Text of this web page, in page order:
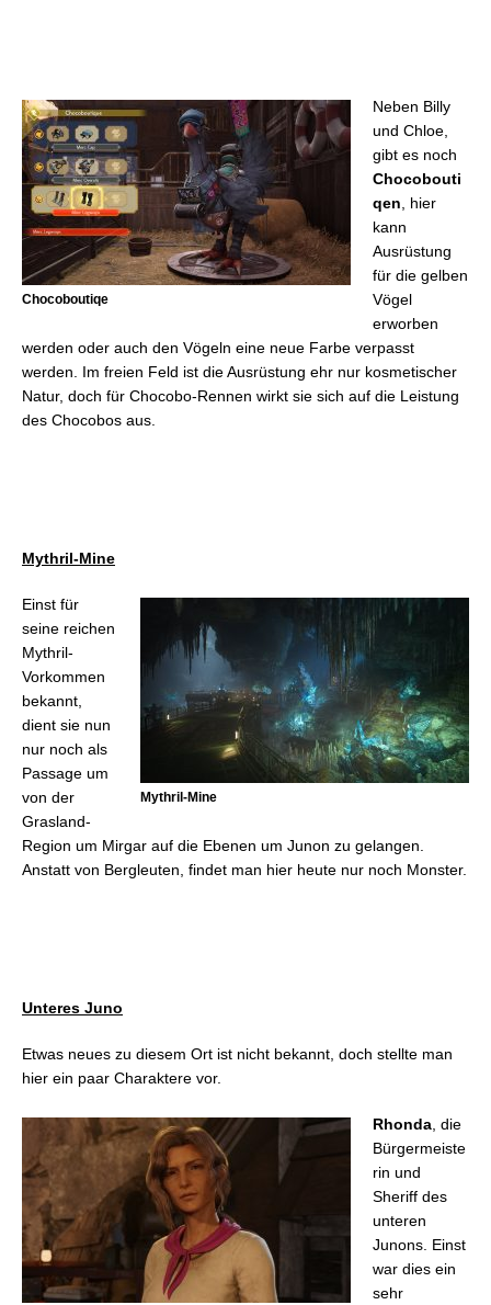
Chocoboutiqe
Neben Billy
und Chloe,
gibt es noch
Chocobouti
qen , hier
kann
Ausrüstung
für die gelben
Vögel
erworben
werden oder auch den Vögeln eine neue Farbe verpasst
werden. Im freien Feld ist die Ausrüstung ehr nur kosmetischer
Natur, doch für Chocobo-Rennen wirkt sie sich auf die Leistung
des Chocobos aus.
Mythril-Mine
Mythril-Mine
Einst für
seine reichen
Mythril-
Vorkommen
bekannt,
dient sie nun
nur noch als
Passage um
von der
Grasland-
Region um Mirgar auf die Ebenen um Junon zu gelangen.
Anstatt von Bergleuten, findet man hier heute nur noch Monster.
Unteres Juno
Etwas neues zu diesem Ort ist nicht bekannt, doch stellte man
hier ein paar Charaktere vor.
Rhonda , die
Bürgermeiste
rin und
Sheriff des
unteren
Junons. Einst
war dies ein
sehr